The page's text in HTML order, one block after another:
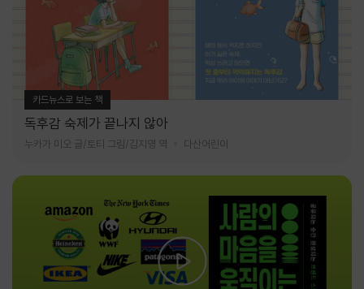
카드뉴스로 보는 책
독후감 숙제가 끝나지 않아
누카가 미오 글/토티 그림/김지영 역 다산어린이